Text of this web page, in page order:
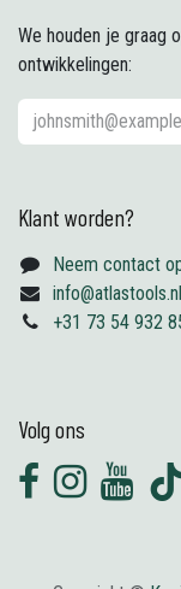
We houden je graag
ontwikkelingen:
Klant worden?
Neem contact
info@atlastools.nl
+31 73 54 932
Volg ons